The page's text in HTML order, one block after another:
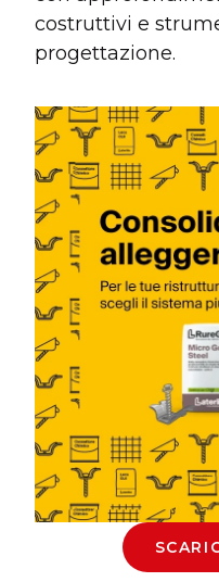
costruttivi e
progettazione.